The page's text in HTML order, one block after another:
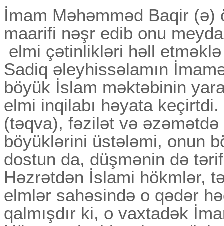
İmam Məhəmməd Baqir
maarifi nəşr edib onu
elmi çətinlikləri həll
Sadiq əleyhissəlamın
böyük İslam məktəbinin
elmi inqilabı həyata
(təqva), fəzilət və
böyüklərini üstələmi, onun
dostun da, düşmənin də
Həzrətdən İslami hökmlər,
elmlər sahəsində o qədər
qalmışdır ki, o vaxtadək